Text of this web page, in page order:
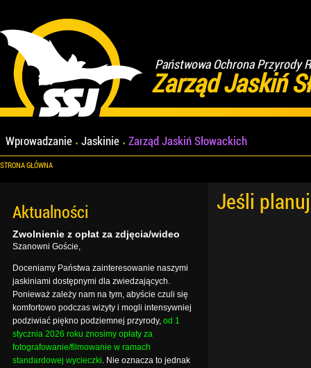
Państwowa Ochrona Przyrody
Zarząd Jaskiń
Wprowadzanie Jaskinie Zarząd Jaskiń Słowackich
STRONA GŁÓWNA
Jeśli
Aktualności
Zwolnienie z opłat za zdjęcia/wideo
Szanowni Goście,
Doceniamy Państwa zainteresowanie naszymi
jaskiniami dostępnymi dla zwiedzających.
Ponieważ zależy nam na tym, abyście czuli się
komfortowo podczas wizyty i mogli intensywniej
podziwiać piękno podziemnej przyrody, od 1
stycznia 2026 roku znosimy opłaty za
fotografowanie/filmowanie w ramach
standardowej wycieczki. Nie oznacza to jednak